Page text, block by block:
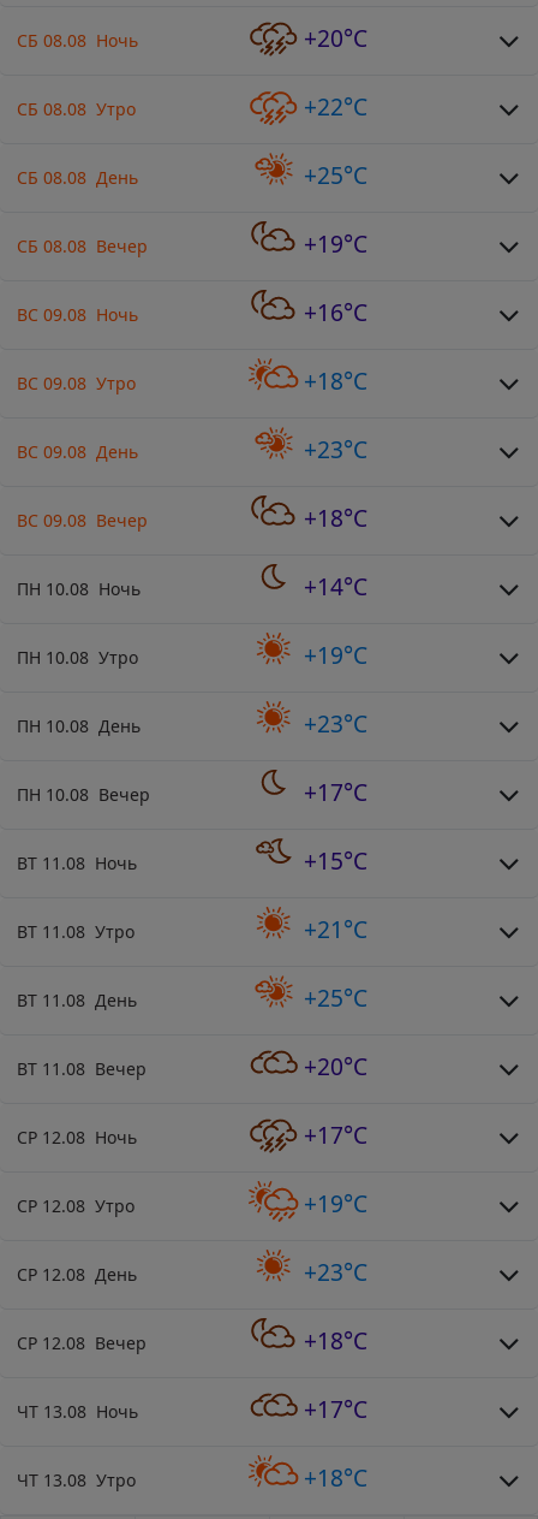
СБ 08.08 Ночь +20°C
СБ 08.08 Утро +22°C
СБ 08.08 День +25°C
СБ 08.08 Вечер +19°C
ВС 09.08 Ночь +16°C
ВС 09.08 Утро +18°C
ВС 09.08 День +23°C
ВС 09.08 Вечер +18°C
ПН 10.08 Ночь +14°C
ПН 10.08 Утро +19°C
ПН 10.08 День +23°C
ПН 10.08 Вечер +17°C
ВТ 11.08 Ночь +15°C
ВТ 11.08 Утро +21°C
ВТ 11.08 День +25°C
ВТ 11.08 Вечер +20°C
СР 12.08 Ночь +17°C
СР 12.08 Утро +19°C
СР 12.08 День +23°C
СР 12.08 Вечер +18°C
ЧТ 13.08 Ночь +17°C
ЧТ 13.08 Утро +18°C